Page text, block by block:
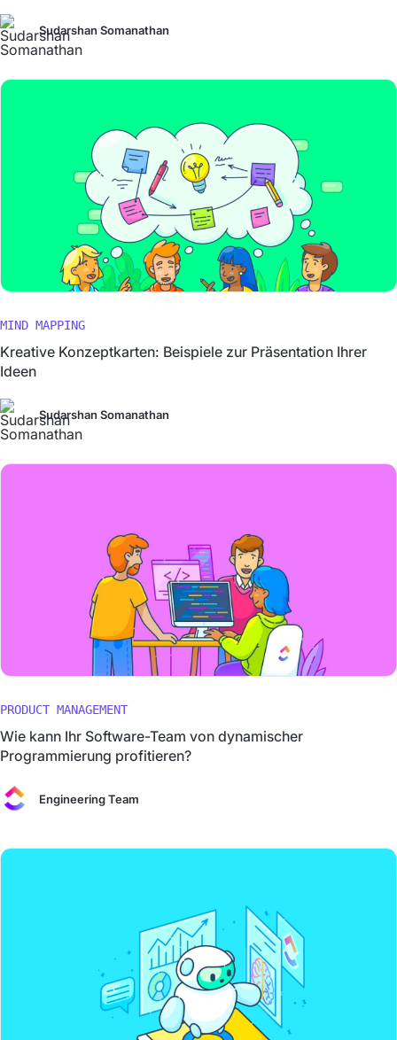
Sudarshan Somanathan
MIND MAPPING
Kreative Konzeptkarten: Beispiele zur Präsentation Ihrer
Ideen
Sudarshan Somanathan
PRODUCT MANAGEMENT
Wie kann Ihr Software-Team von dynamischer
Programmierung profitieren?
Engineering Team